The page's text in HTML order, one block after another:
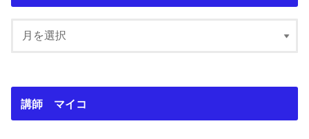
講師 マイコ